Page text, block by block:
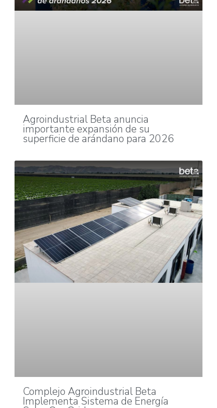
Agroindustrial Beta anuncia
importante expansión de su
superficie de arándano para 2026
Complejo Agroindustrial Beta
Implementa Sistema de Energía